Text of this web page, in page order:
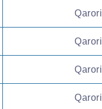
Qarori
Qarori
Qarori
Qarori